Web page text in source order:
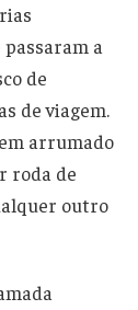
a
de
de viagem.
arrumado
roda de
outro